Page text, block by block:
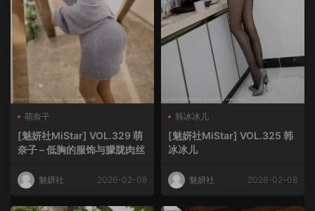
萌奈子
[魅妍社MiStar] VOL.329 萌
奈子 – 低胸的服饰与朦胧肉丝
魅妍社 2026-02-08
韩冰冰儿
[魅妍社MiStar] VOL.325 韩
冰冰儿
魅妍社 2026-02-08